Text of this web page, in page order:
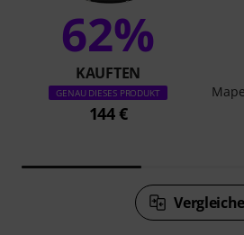
62%
KAUFTEN
GENAU DIESES PRODUKT
144 €